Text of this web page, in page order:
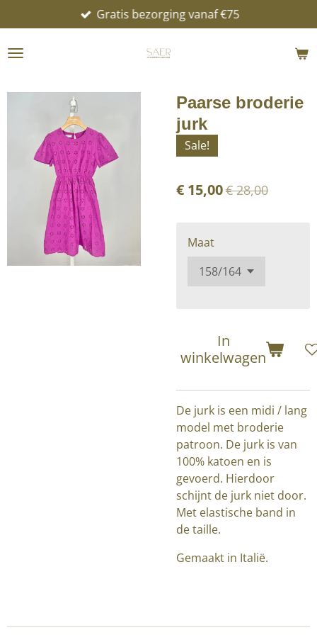
direct
naar
Gratis bezorging vanaf €75
Paarse broderie
jurk
Sale!
€ 15,00€ 28,00
Maat
In
winkelwagen
De jurk is een midi / lang
model met broderie
patroon. De jurk is van
100% katoen en is
gevoerd. Hierdoor
schijnt de jurk niet door.
Met elastische band in
de taille.
Gemaakt in Italië.